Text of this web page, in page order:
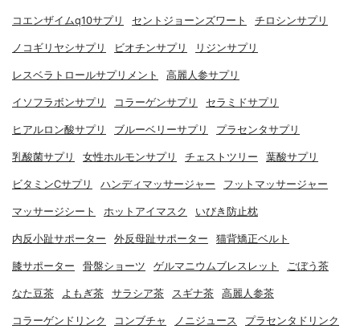
コエンザイムq10サプリ セントジョーンズワート チロシンサプリ
ノコギリヤシサプリ ビオチンサプリ リジンサプリ
レスベラトロールサプリメント 高麗人参サプリ
イソフラボンサプリ コラーゲンサプリ セラミドサプリ
ヒアルロン酸サプリ ブルーベリーサプリ プラセンタサプリ
乳酸菌サプリ 女性ホルモンサプリ チェストツリー 葉酸サプリ
ビタミンCサプリ ハンディマッサージャー フットマッサージャー
マッサージシート ホットアイマスク いびき防止枕
内反小趾サポーター 外反母趾サポーター 猫背矯正ベルト
膝サポーター 骨盤ショーツ ゲルマニウムブレスレット ごぼう茶
なた豆茶 よもぎ茶 サラシア茶 スギナ茶 高麗人参茶
コラーゲンドリンク コンブチャ ノニジュース プラセンタドリンク